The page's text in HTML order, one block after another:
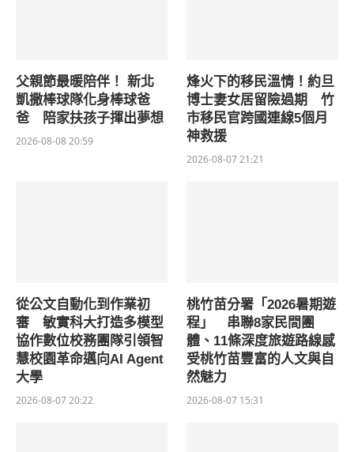
父親節最暖陪伴！ 新北
凱撒棒球隊化身棒球爸
爸 陪家扶孩子揮出夢想
2026-08-08 20:59
烽火下的移民溫情！約旦
博士妻女居留險過期 竹
市移民官跨國連線5個月
神救援
2026-08-07 21:21
從公文自動化到作業初
審 敏實科大打造多模型
協作數位校務團隊引領智
慧校園革命邁向AI Agent
大學
2026-08-07 20:22
桃竹苗分署「2026暑期遊
程」 串聯8家民間團
體、11條深度旅遊路線感
受桃竹苗豐富的人文與自
然魅力
2026-08-07 15:31